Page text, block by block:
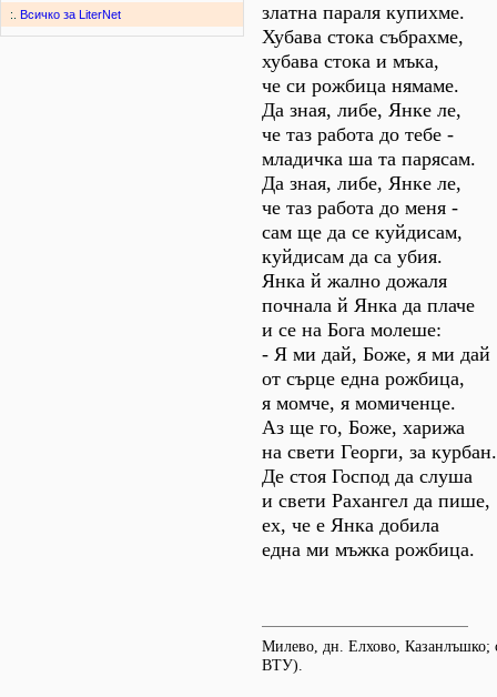
:. Всичко за LiterNet
златна параля купихме.
Хубава стока събрахме,
хубава стока и мъка,
че си рожбица нямаме.
Да зная, либе, Янке ле,
че таз работа до тебе -
младичка ша та парясам.
Да зная, либе, Янке ле,
че таз работа до меня -
сам ще да се куйдисам,
куйдисам да са убия.
Янка й жално дожаля
почнала й Янка да плаче
и се на Бога молеше:
- Я ми дай, Боже, я ми дай
от сърце една рожбица,
я момче, я момиченце.
Аз ще го, Боже, харижа
на свети Георги, за курбан.
Де стоя Господ да слуша
и свети Рахангел да пише,
ех, че е Янка добила
една ми мъжка рожбица.
Милево, дн. Елхово, Казанлъшко;
ВТУ).